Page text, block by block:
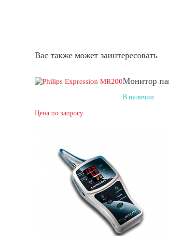
Вас также может заинтересовать
Монитор
В наличии
Цена по запросу